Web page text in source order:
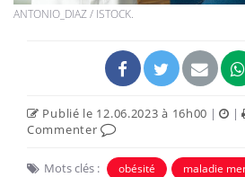
ANTONIO_DIAZ / ISTOCK.
Publié le 12.06.2023 à 16h00 | |
Commenter
Mots clés : obésité maladie